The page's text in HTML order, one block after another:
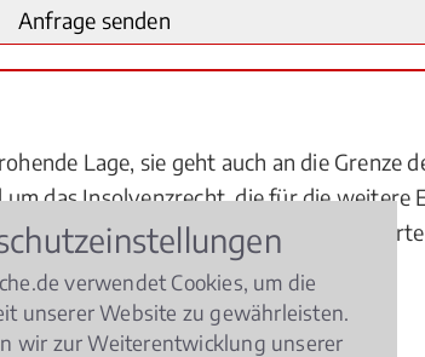
Lage, sie geht auch an die Grenze
das Insolvenzrecht, die für die weitere
aber nur ein Insolvenzrechts-
verwendet Cookies, um die
unserer Website zu gewährleisten.
wir zur Weiterentwicklung unserer